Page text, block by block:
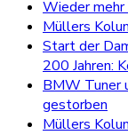
Wieder
Müllers
Start der
200 Jahren:
BMW Tuner
gestorben
Müllers